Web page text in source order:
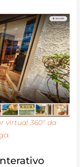
virtual 360° da